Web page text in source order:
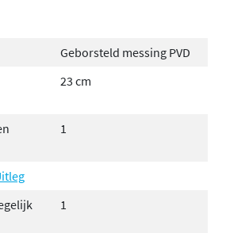
naar uw smaak met de
voor een perfecte match met
hoofddouches
via een wandarm of
Geborsteld messing PVD
23 cm
1
1